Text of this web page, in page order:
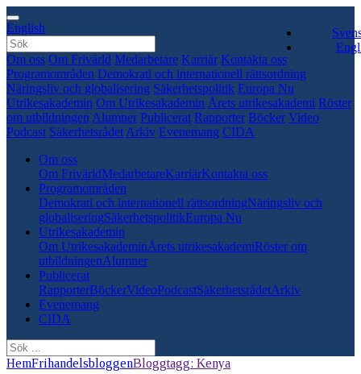
English
Om oss Om Frivärld Medarbetare Karriär Kontakta oss
Programområden Demokrati och internationell rättsordning
Näringsliv och globalisering Säkerhetspolitik Europa Nu
Utrikesakademin Om Utrikesakademin Årets utrikesakademi Röster
om utbildningen Alumner Publicerat Rapporter Böcker Video
Podcast Säkerhetsrådet Arkiv Evenemang CIDA
Om oss
Om FrivärldMedarbetareKarriärKontakta oss
Programområden
Demokrati och internationell rättsordningNäringsliv och
globaliseringSäkerhetspolitikEuropa Nu
Utrikesakademin
Om UtrikesakademinÅrets utrikesakademiRöster om
utbildningenAlumner
Publicerat
RapporterBöckerVideoPodcastSäkerhetsrådetArkiv
Evenemang
CIDA
HemFrihandelsbloggenBloggtagg: Kenya